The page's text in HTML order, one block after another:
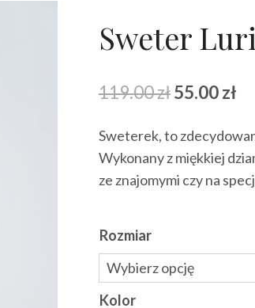
Sweter
119.00złPierwotna
wynosiła:
119.00 zł.
55.00zł
Sweterek, to
Wykonany z miękkiej
ze znajomymi czy na
Rozmiar
Kolor